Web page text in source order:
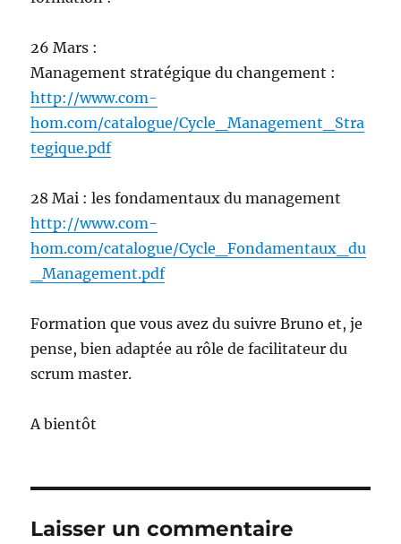
26 Mars :
Management stratégique du changement :
http://www.com-
hom.com/catalogue/Cycle_Management_Stra
tegique.pdf
28 Mai : les fondamentaux du management
http://www.com-
hom.com/catalogue/Cycle_Fondamentaux_du
_Management.pdf
Formation que vous avez du suivre Bruno et, je
pense, bien adaptée au rôle de facilitateur du
scrum master.
A bientôt
Laisser un commentaire